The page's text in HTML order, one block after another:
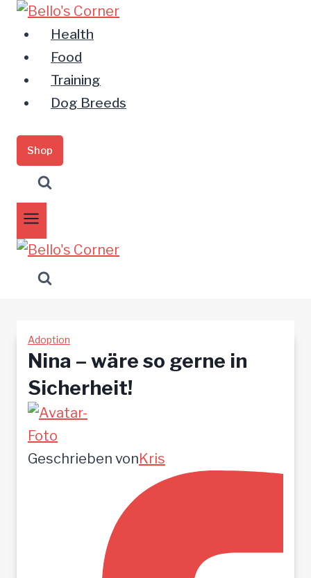
Zum
Inhalt
springen
Health
Food
Training
Dog Breeds
Shop
Adoption
Nina – wäre so gerne in
Sicherheit!
Geschrieben vonKris